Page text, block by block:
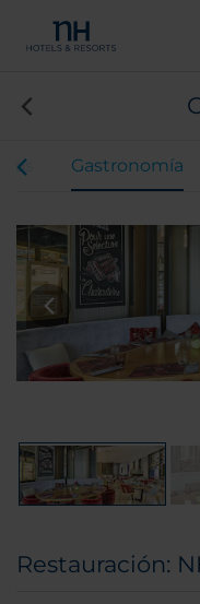
Gastronomía
Restauración: